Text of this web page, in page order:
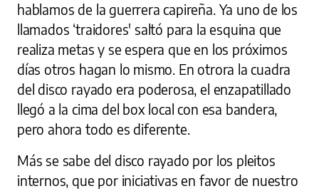
hablamos de la guerrera capireña. Ya uno de los
llamados ‘traidores' saltó para la esquina que
realiza metas y se espera que en los próximos
días otros hagan lo mismo. En otrora la cuadra
del disco rayado era poderosa, el enzapatillado
llegó a la cima del box local con esa bandera,
pero ahora todo es diferente.
Más se sabe del disco rayado por los pleitos
internos, que por iniciativas en favor de nuestro